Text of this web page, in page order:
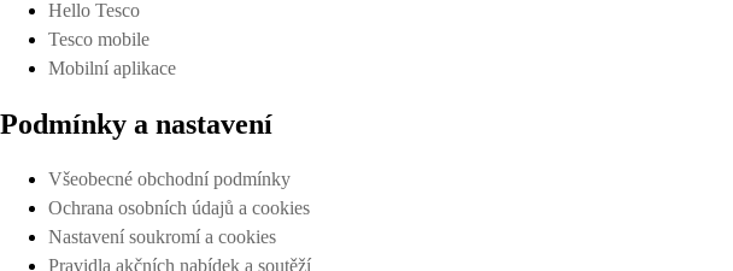
Hello Tesco
Tesco mobile
Mobilní aplikace
Podmínky a nastavení
Všeobecné obchodní podmínky
Ochrana osobních údajů a cookies
Nastavení soukromí a cookies
Pravidla akčních nabídek a soutěží